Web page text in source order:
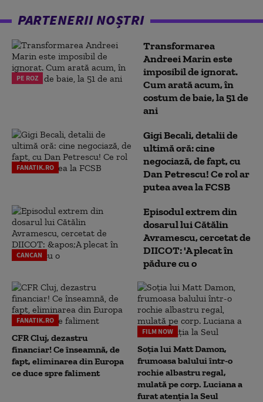
PARTENERII NOȘTRI
PE ROZ
Transformarea
Andreei Marin este
imposibil de ignorat.
Cum arată acum, în
costum de baie, la 51 de
ani
FANATIK.RO
Gigi Becali, detalii de
ultimă oră: cine
negociază, de fapt, cu
Dan Petrescu! Ce rol ar
putea avea la FCSB
CANCAN
Episodul extrem din
dosarul lui Cătălin
Avramescu, cercetat de
DIICOT: 'A plecat în
pădure cu o
FANATIK.RO
CFR Cluj, dezastru
financiar! Ce înseamnă, de
fapt, eliminarea din Europa
ce duce spre faliment
FILM NOW
Soția lui Matt Damon,
frumoasa balului într-o
rochie albastru regal,
mulată pe corp. Luciana a
furat atenția la Seul